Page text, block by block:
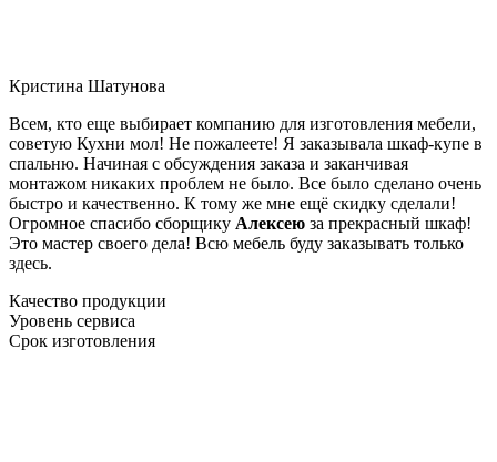
Кристина Шатунова
Всем, кто еще выбирает компанию для изготовления мебели,
советую Кухни мол! Не пожалеете! Я заказывала шкаф-купе в
спальню. Начиная с обсуждения заказа и заканчивая
монтажом никаких проблем не было. Все было сделано очень
быстро и качественно. К тому же мне ещё скидку сделали!
Огромное спасибо сборщику Алексею за прекрасный шкаф!
Это мастер своего дела! Всю мебель буду заказывать только
здесь.
Качество продукции
Уровень сервиса
Срок изготовления